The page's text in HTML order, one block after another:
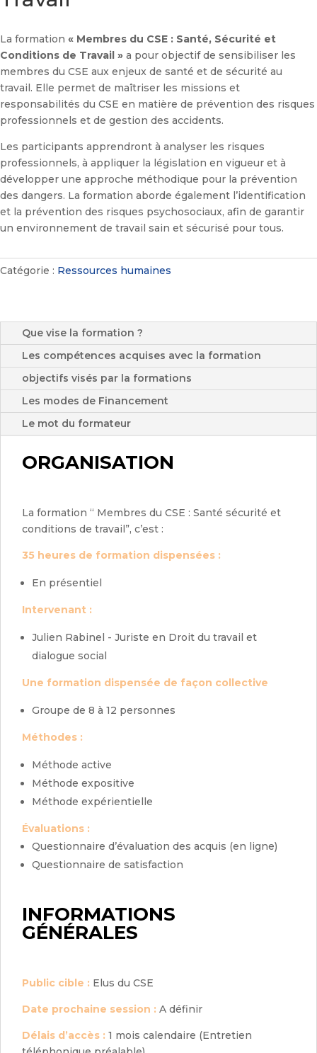
La formation « Membres du CSE : Santé, Sécurité et
Conditions de Travail » a pour objectif de sensibiliser les
membres du CSE aux enjeux de santé et de sécurité au
travail. Elle permet de maîtriser les missions et
responsabilités du CSE en matière de prévention des risques
professionnels et de gestion des accidents.
Les participants apprendront à analyser les risques
professionnels, à appliquer la législation en vigueur et à
développer une approche méthodique pour la prévention
des dangers. La formation aborde également l’identification
et la prévention des risques psychosociaux, afin de garantir
un environnement de travail sain et sécurisé pour tous.
Catégorie : Ressources humaines
Que vise la formation ?
Les compétences acquises avec la formation
objectifs visés par la formations
Les modes de Financement
Le mot du formateur
ORGANISATION
La formation “ Membres du CSE : Santé sécurité et
conditions de travail”, c’est :
35 heures de formation dispensées :
En présentiel
Intervenant :
Julien Rabinel - Juriste en Droit du travail et
dialogue social
Une formation dispensée de façon collective
Groupe de 8 à 12 personnes
Méthodes :
Méthode active
Méthode expositive
Méthode expérientielle
Évaluations :
Questionnaire d’évaluation des acquis (en ligne)
Questionnaire de satisfaction
INFORMATIONS
GÉNÉRALES
Public cible : Elus du CSE
Date prochaine session : A définir
Délais d’accès : 1 mois calendaire (Entretien